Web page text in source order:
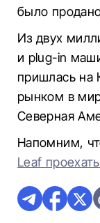
было
Из двух
и plug-in
пришлась на
рынком в
Северная
Напомним,
Leaf